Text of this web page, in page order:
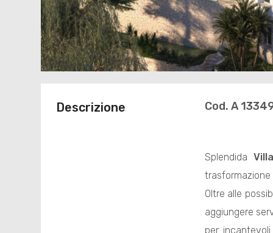
Descrizione Cod. A
Splendida Villa
trasformazione
Oltre alle
aggiungere
per